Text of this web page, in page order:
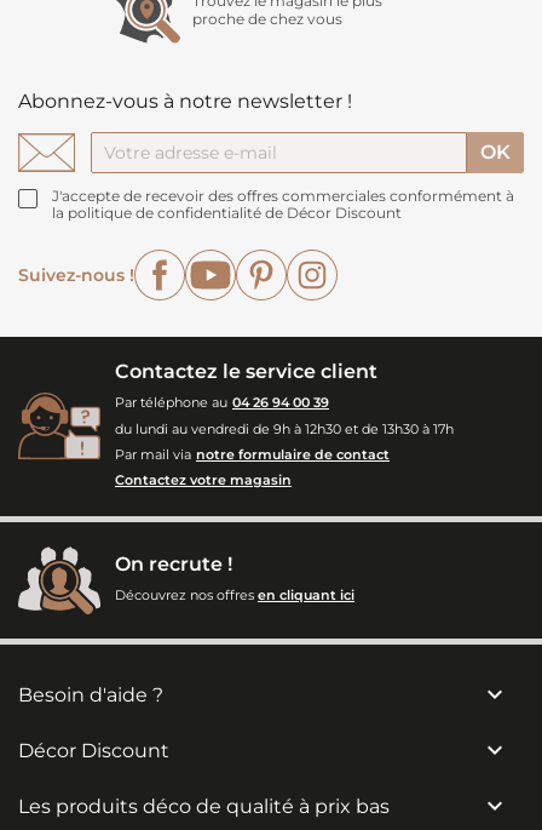
proche de chez vous
Abonnez-vous à notre newsletter !
J'accepte de recevoir des offres commerciales conformément à
la politique de confidentialité de Décor Discount
Suivez-nous !
FacebookYouTubePinterest
Contactez le service client
Par téléphone au 04 26 94 00 39
du lundi au vendredi de 9h à 12h30 et de 13h30 à 17h
Par mail via notre formulaire de contact
Contactez votre magasin
On recrute !
Découvrez nos offres en cliquant ici
Besoin d'aide ? 
Décor Discount 
Les produits déco de qualité à prix bas 